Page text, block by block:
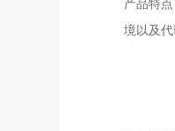
产品特
境以及